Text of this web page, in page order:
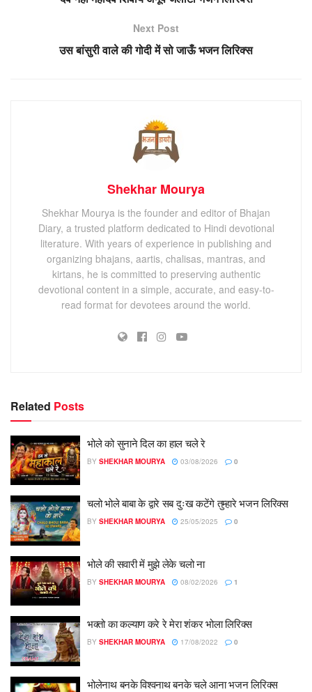
Next Post
उस बांसुरी वाले की गोदी में सो जाऊँ भजन लिरिक्स
Shekhar Mourya
Shekhar Mourya is the founder and editor of Bhajan
Diary, a trusted platform dedicated to Hindi devotional
literature. With years of experience in publishing and
organizing bhajans, aartis, chalisas, mantras, and
kirtans, he is committed to preserving authentic
devotional content in a simple, accurate, and easy-to-
read format for devotees around the world.
Related Posts
भोले को सुनाने दिल का हाल चले रे
BY SHEKHAR MOURYA 03/08/2026 0
चलो भोले बाबा के द्वारे सब दुःख कटेंगे तुम्हारे भजन लिरिक्स
BY SHEKHAR MOURYA 25/05/2025 0
भोले की सवारी में मुझे लेके चलो ना
BY SHEKHAR MOURYA 08/02/2026 1
भक्तो का कल्याण करे रे मेरा शंकर भोला लिरिक्स
BY SHEKHAR MOURYA 17/08/2022 0
भोलेनाथ बनके विश्वनाथ बनके चले आना भजन लिरिक्स